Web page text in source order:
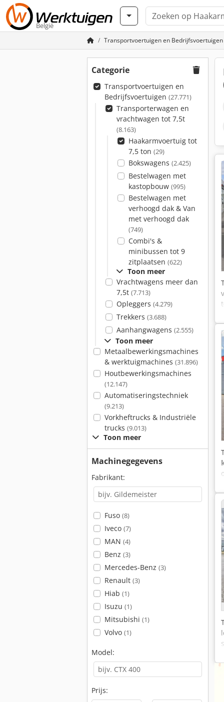
België
Transportvoertuigen en Bedrijfsvoertuigen
Categorie
Transportvoertuigen en
Bedrijfsvoertuigen (27.771)
Transporterwagen en
vrachtwagen tot 7,5t
(8.163)
Haakarmvoertuig tot
7,5 ton (29)
Bokswagens (2.425)
Bestelwagen met
kastopbouw (995)
Bestelwagen met
verhoogd dak & Van
met verhoogd dak
(749)
Combi's &
minibussen tot 9
zitplaatsen (622)
Toon meer
Vrachtwagens meer dan
7,5t (7.713)
Opleggers (4.279)
Trekkers (3.688)
Aanhangwagens (2.555)
Toon meer
Metaalbewerkingsmachines
& werktuigmachines (31.896)
Houtbewerkingsmachines
(12.147)
Automatiseringstechniek
(9.213)
Vorkheftrucks & Industriële
trucks (9.013)
Toon meer
Machinegegevens
Fabrikant:
Fuso (8)
Iveco (7)
MAN (4)
Benz (3)
Mercedes-Benz (3)
Renault (3)
Hiab (1)
Isuzu (1)
Mitsubishi (1)
Volvo (1)
Model:
Prijs: